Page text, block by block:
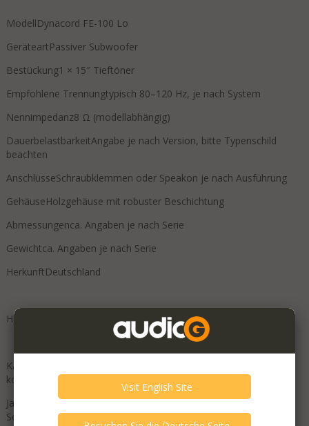
ModellDynacord FE-100 Lo
GeräteartPassiver Subwoofer
Bestückung1 × 15″ Tieftöner
Empfohlene Trennungtypisch 80–120 Hz, je nach System
Nennimpedanz8 Ω (modellabhängig)
DauerbelastbarkeitAngabe je nach Version, bitte Typenschild
beachten
AnschlüsseSchraubklemmen oder Speakon je nach Ausführung
GehäuseHolzgehäuse mit robuster Beschichtung
Abmessungenca. Angaben je nach Serie
Gewichtca. Angaben je nach Serie
HerkunftDeutschland
Häufig gefragt
Kann ich den FE-100 Lo mit meinen vorhandenen Topteilen
kombinieren?
Ja, die Kombination mit passenden Dynacord Topteilen der FE-
Serie ist vorgesehen. Trennfrequenz und Pegel werden an der